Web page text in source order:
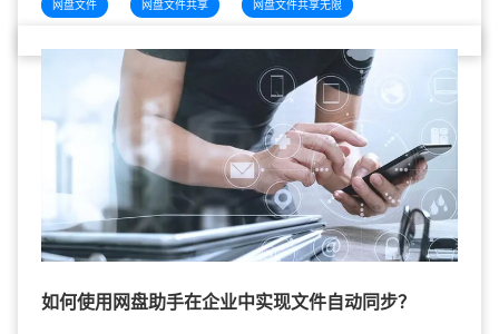
网盘文件 网盘文件共享 网盘文件共享无限
如何使用网盘助手在企业中实现文件自动同步？